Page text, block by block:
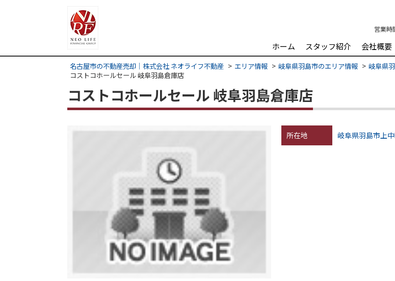
営業時
ホーム スタッフ紹介 会社概要
名古屋市の不動産売却｜株式会社 ネオライフ不動産 エリア情報 岐阜県羽島市のエリア情報
岐阜県
コストコホールセール 岐阜羽島倉庫店
コストコホールセール 岐阜羽島倉庫店
所在地 岐阜県羽島市上